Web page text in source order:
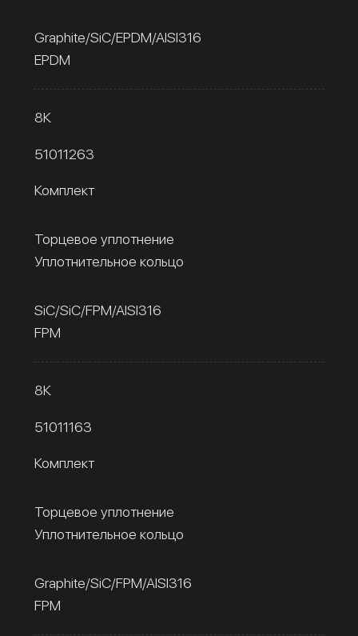
Graphite/SiC/EPDM/AISI316
EPDM
8К
51011263
Комплект
Торцевое уплотнение
Уплотнительное кольцо
SiC/SiC/FPM/AISI316
FPM
8К
51011163
Комплект
Торцевое уплотнение
Уплотнительное кольцо
Graphite/SiC/FPM/AISI316
FPM